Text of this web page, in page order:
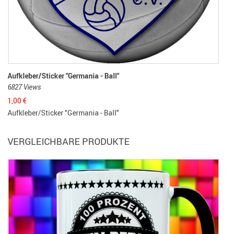
Aufkleber/Sticker "Germania - Ball"
6827 Views
1,00€
Aufkleber/Sticker "Germania - Ball"
VERGLEICHBARE PRODUKTE